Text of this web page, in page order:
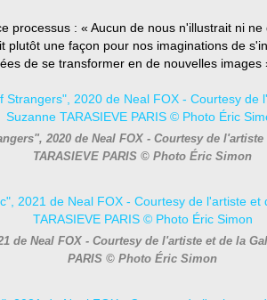
processus : « Aucun de nous n'illustrait ni
plutôt une façon pour nos imaginations de
de se transformer en de nouvelles images
2020 de Neal FOX - Courtesy de
TARASIEVE PARIS © Photo Éric Simon
de Neal FOX - Courtesy de l'artiste et de la
PARIS © Photo Éric Simon